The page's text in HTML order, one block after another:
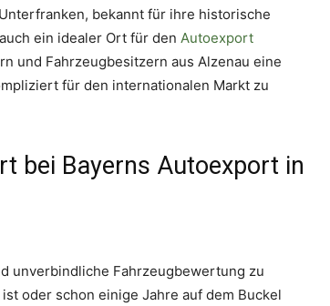
bekannt für ihre historische
ein idealer Ort für den Autoexport
und Fahrzeugbesitzern aus Alzenau eine
für den internationalen Markt zu
bei Bayerns Autoexport in
unverbindliche Fahrzeugbewertung zu
oder schon einige Jahre auf dem Buckel